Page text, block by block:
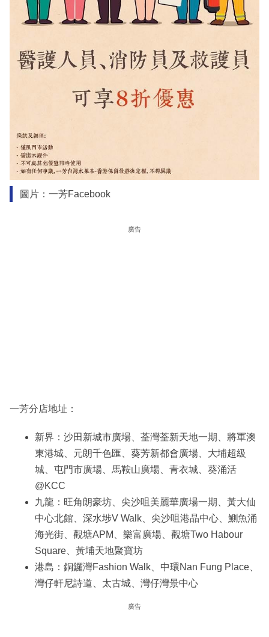
圖片：一芳Facebook
廣告
一芳分店地址：
新界：沙田新城市廣場、荃灣荃新天地一期、將軍澳
東港城、元朗千色匯、葵芳新都會廣場、大埔超級
城、屯門市廣場、馬鞍山廣場、青衣城、葵涌活
@KCC
九龍：旺角朗豪坊、尖沙咀美麗華廣場一期、黃大仙
中心北館、深水埗V Walk、尖沙咀港晶中心、鰂魚涌
海光街、觀塘APM、樂富廣場、觀塘Two Habour
Square、黃埔天地聚寶坊
港島：銅鑼灣Fashion Walk、中環Nan Fung Place、
灣仔軒尼詩道、太古城、灣仔灣景中心
廣告